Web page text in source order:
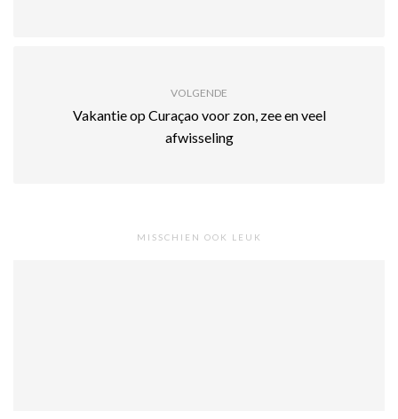
VOLGENDE
Vakantie op Curaçao voor zon, zee en veel
afwisseling
MISSCHIEN OOK LEUK